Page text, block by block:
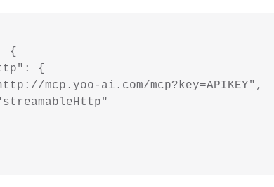
{
{
mcp.yoo-ai.com/mcp?key=APIKEY",